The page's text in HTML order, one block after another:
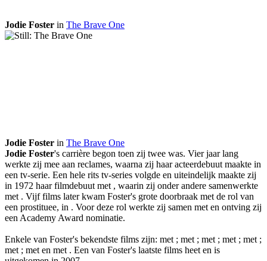
Jodie Foster in The Brave One
Jodie Foster in The Brave One
Jodie Foster's carrière begon toen zij twee was. Vier jaar lang
werkte zij mee aan reclames, waarna zij haar acteerdebuut maakte in
een tv-serie. Een hele rits tv-series volgde en uiteindelijk maakte zij
in 1972 haar filmdebuut met , waarin zij onder andere samenwerkte
met . Vijf films later kwam Foster's grote doorbraak met de rol van
een prostituee, in . Voor deze rol werkte zij samen met en ontving zij
een Academy Award nominatie.
Enkele van Foster's bekendste films zijn: met ; met ; met ; met ; met ;
met ; met en met . Een van Foster's laatste films heet en is